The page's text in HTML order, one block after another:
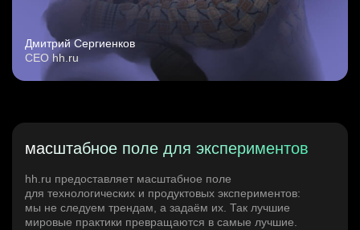
Дмитрий Сергиенков
CEO hh.ru
масштабное поле для экспериментов
hh.ru предоставляет масштабное поле
для технологических и продуктовых экспериментов:
мы не следуем трендам, а задаём их. Так лучшие
мировые практики превращаются в самые лучшие.